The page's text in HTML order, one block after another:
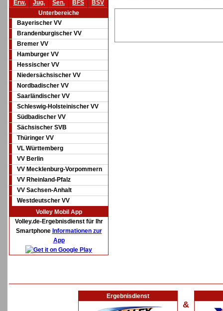
Erw.
Jug. Sen. BFS
BSV
Unterbereiche
Bayerischer VV
Brandenburgischer VV
Bremer VV
Hamburger VV
Hessischer VV
Niedersächsischer VV
Nordbadischer VV
Saarländischer VV
Schleswig-Holsteinischer VV
Südbadischer VV
Sächsischer SVB
Thüringer VV
VL Württemberg
VV Berlin
VV Mecklenburg-Vorpommern
VV Rheinland-Pfalz
VV Sachsen-Anhalt
Westdeutscher VV
Volley Mobil App
Volley.de-Ergebnisdienst für Ihr
Smartphone Informationen zur
App
Ergebnisdienst
&